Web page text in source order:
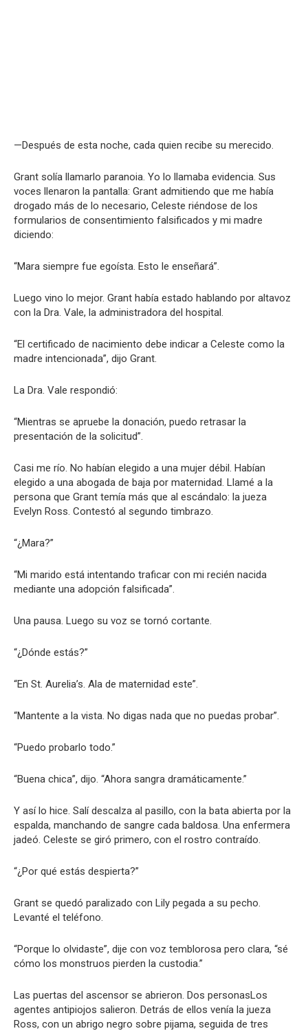
—Después de esta noche, cada quien recibe su merecido.
Grant solía llamarlo paranoia. Yo lo llamaba evidencia. Sus
voces llenaron la pantalla: Grant admitiendo que me había
drogado más de lo necesario, Celeste riéndose de los
formularios de consentimiento falsificados y mi madre
diciendo:
“Mara siempre fue egoísta. Esto le enseñará”.
Luego vino lo mejor. Grant había estado hablando por altavoz
con la Dra. Vale, la administradora del hospital.
“El certificado de nacimiento debe indicar a Celeste como la
madre intencionada”, dijo Grant.
La Dra. Vale respondió:
“Mientras se apruebe la donación, puedo retrasar la
presentación de la solicitud”.
Casi me río. No habían elegido a una mujer débil. Habían
elegido a una abogada de baja por maternidad. Llamé a la
persona que Grant temía más que al escándalo: la jueza
Evelyn Ross. Contestó al segundo timbrazo.
“¿Mara?”
“Mi marido está intentando traficar con mi recién nacida
mediante una adopción falsificada”.
Una pausa. Luego su voz se tornó cortante.
“¿Dónde estás?”
“En St. Aurelia’s. Ala de maternidad este”.
“Mantente a la vista. No digas nada que no puedas probar”.
“Puedo probarlo todo.”
“Buena chica”, dijo. “Ahora sangra dramáticamente.”
Y así lo hice. Salí descalza al pasillo, con la bata abierta por la
espalda, manchando de sangre cada baldosa. Una enfermera
jadeó. Celeste se giró primero, con el rostro contraído.
“¿Por qué estás despierta?”
Grant se quedó paralizado con Lily pegada a su pecho.
Levanté el teléfono.
“Porque lo olvidaste”, dije con voz temblorosa pero clara, “sé
cómo los monstruos pierden la custodia.”
Las puertas del ascensor se abrieron. Dos personasLos
agentes antipiojos salieron. Detrás de ellos venía la jueza
Ross, con un abrigo negro sobre pijama, seguida de tres